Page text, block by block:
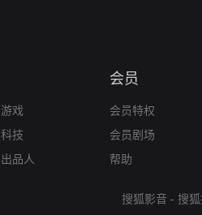
游戏
科技
出品人
会员
会员特权
会员剧场
帮助
搜狐影音 - 搜